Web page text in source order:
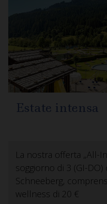
Estate intensa
La nostra offerta „All-
soggiorno di 3 (GI-
Schneeberg,
wellness di 20 €